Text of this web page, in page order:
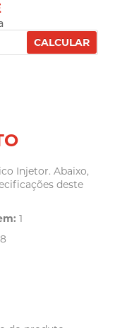
CALCULAR
Injetor. Abaixo,
deste
1